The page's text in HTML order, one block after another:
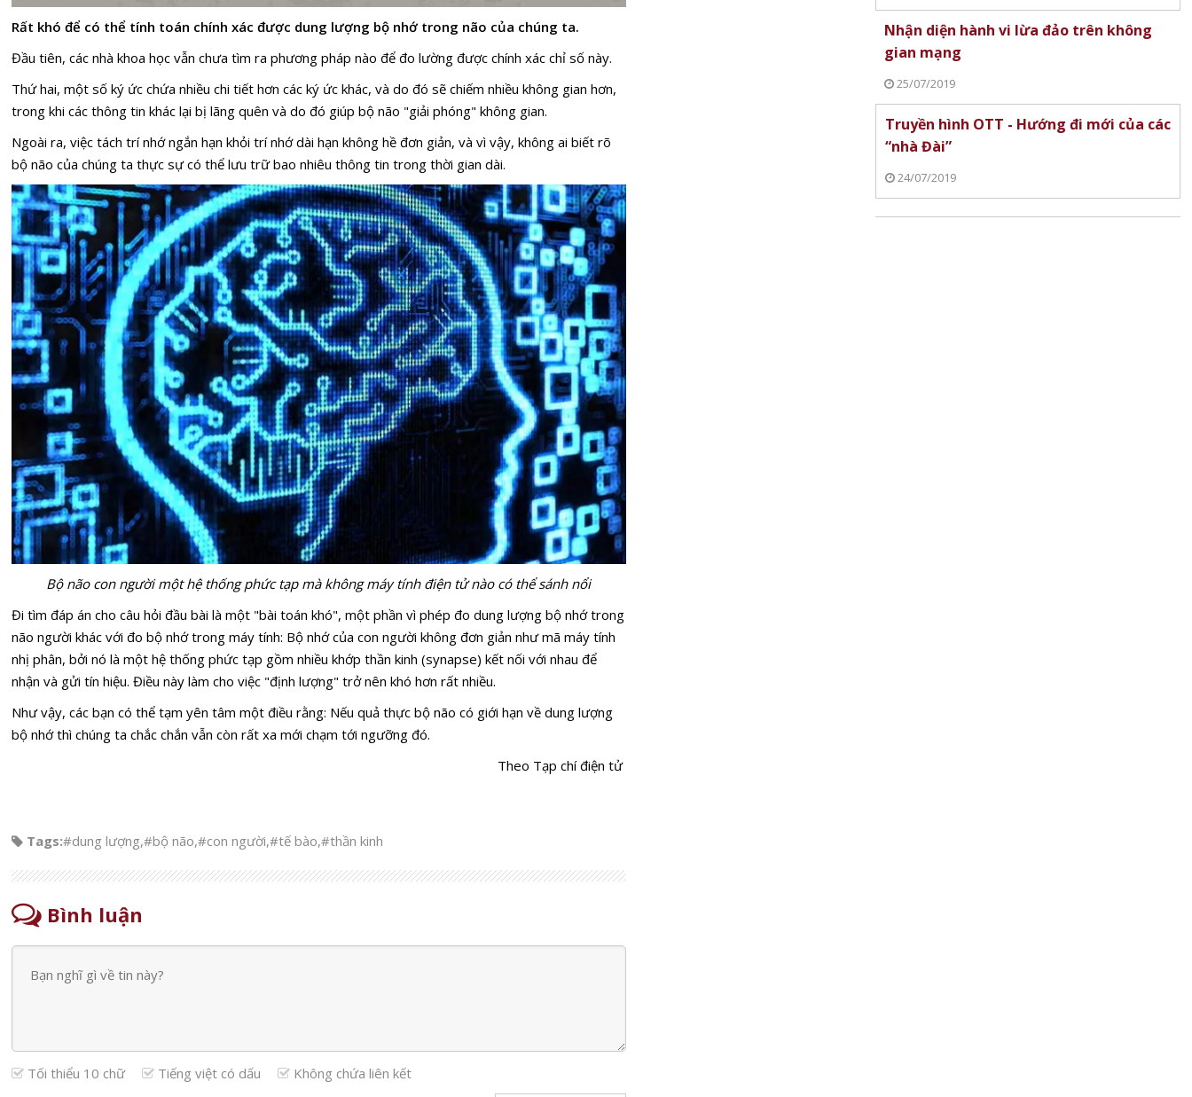
Rất khó để có thể tính toán chính xác được dung lượng bộ nhớ trong não của chúng ta.
Đầu tiên, các nhà khoa học vẫn chưa tìm ra phương pháp nào để đo lường được chính xác chỉ số này.
Thứ hai, một số ký ức chứa nhiều chi tiết hơn các ký ức khác, và do đó sẽ chiếm nhiều không gian hơn,
trong khi các thông tin khác lại bị lãng quên và do đó giúp bộ não "giải phóng" không gian.
Ngoài ra, việc tách trí nhớ ngắn hạn khỏi trí nhớ dài hạn không hề đơn giản, và vì vậy, không ai biết rõ
bộ não của chúng ta thực sự có thể lưu trữ bao nhiêu thông tin trong thời gian dài.
Bộ não con người một hệ thống phức tạp mà không máy tính điện tử nào có thể sánh nổi
Đi tìm đáp án cho câu hỏi đầu bài là một "bài toán khó", một phần vì phép đo dung lượng bộ nhớ trong
não người khác với đo bộ nhớ trong máy tính: Bộ nhớ của con người không đơn giản như mã máy tính
nhị phân, bởi nó là một hệ thống phức tạp gồm nhiều khớp thần kinh (synapse) kết nối với nhau để
nhận và gửi tín hiệu. Điều này làm cho việc "định lượng" trở nên khó hơn rất nhiều.
Như vậy, các bạn có thể tạm yên tâm một điều rằng: Nếu quả thực bộ não có giới hạn về dung lượng
bộ nhớ thì chúng ta chắc chắn vẫn còn rất xa mới chạm tới ngưỡng đó.
Theo Tạp chí điện tử
Tags:#dung lượng,#bộ não,#con người,#tế bào,#thần kinh
Bình luận
Tối thiểu 10 chữ Tiếng việt có dấu Không chứa liên kết
Nhận diện hành vi lừa đảo trên không
gian mạng
25/07/2019
Truyền hình OTT - Hướng đi mới của các
“nhà Đài”
24/07/2019